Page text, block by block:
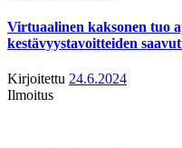
Virtuaalinen kaksonen tuo
kestävyystavoitteiden
Kirjoitettu 24.6.2024
Ilmoitus